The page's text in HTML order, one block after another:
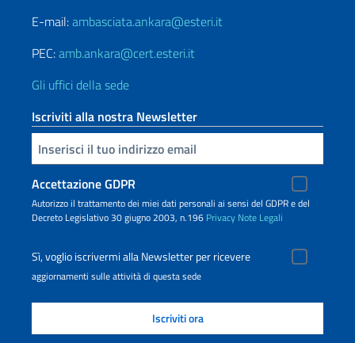
E-mail:ambasciata.ankara@esteri.it
PEC:amb.ankara@cert.esteri.it
Gli uffici della sede
Iscriviti alla nostra Newsletter
Inserisci la tua email
Accettazione GDPR
Autorizzo il trattamento dei miei dati personali ai sensi del GDPR e del
Decreto Legislativo 30 giugno 2003, n.196 Privacy Note Legali
Sì, voglio iscrivermi alla Newsletter per ricevere
aggiornamenti sulle attività di questa sede